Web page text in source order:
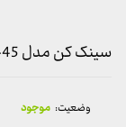
سینک کن مدل 8031P-45 توکار
وضعیت: موجود